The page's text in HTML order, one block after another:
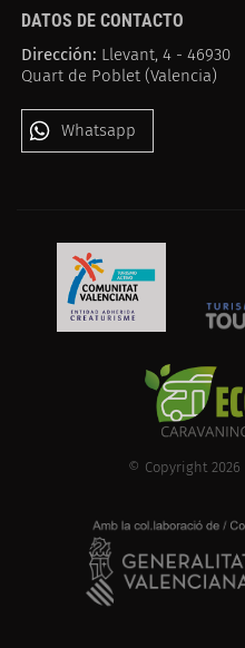
DATOS DE CONTACTO
Dirección: Llevant, 4 - 46930
Quart de Poblet (Valencia)
Whatsapp
© Copyright 2026 -